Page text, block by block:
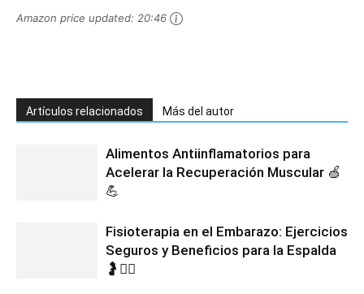
Amazon price updated: 20:46
Artículos relacionados Más del autor
Alimentos Antiinflamatorios para
Acelerar la Recuperación Muscular 🍏
💪
Fisioterapia en el Embarazo: Ejercicios
Seguros y Beneficios para la Espalda
🤰💆‍♀️